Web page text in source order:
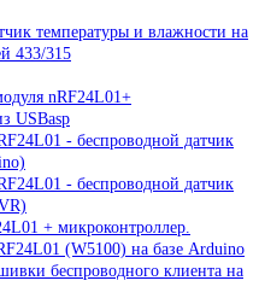
температуры и влажности на
433/315
nRF24L01+
USBasp
- беспроводной датчик
- беспроводной датчик
+ микроконтроллер.
(W5100) на базе Arduino
беспроводного клиента на